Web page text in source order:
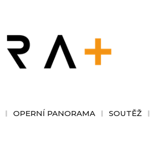
OPERNÍ PANORAMA SOUTĚŽ